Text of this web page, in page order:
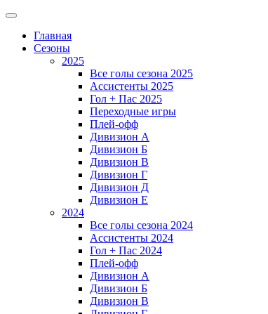
Главная
Сезоны
2025
Все голы сезона 2025
Ассистенты 2025
Гол + Пас 2025
Переходные игры
Плей-офф
Дивизион A
Дивизион Б
Дивизион В
Дивизион Г
Дивизион Д
Дивизион Е
2024
Все голы сезона 2024
Ассистенты 2024
Гол + Пас 2024
Плей-офф
Дивизион A
Дивизион Б
Дивизион В